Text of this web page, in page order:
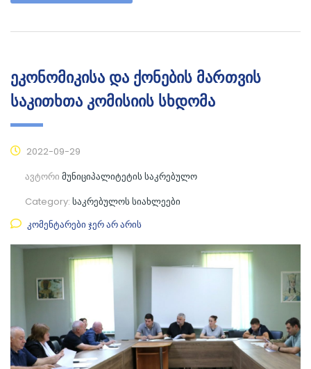
ეკონომიკისა და ქონების მართვის
საკითხთა კომისიის სხდომა
2022-09-29
ავტორი მუნიციპალიტეტის საკრებულო
Category: საკრებულოს სიახლეები
კომენტარები ჯერ არ არის